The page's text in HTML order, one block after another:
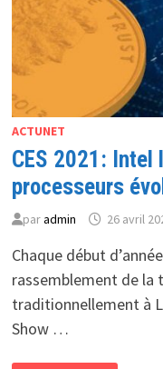
ACTUNET
CES 2021: Intel
processeurs
paradmin 26 avril
Chaque début
rassemblement de la
traditionnellement à
Show …